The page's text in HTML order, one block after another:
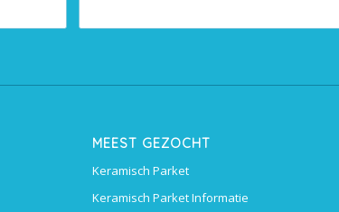
MEEST GEZOCHT
Keramisch Parket
Keramisch Parket Informatie